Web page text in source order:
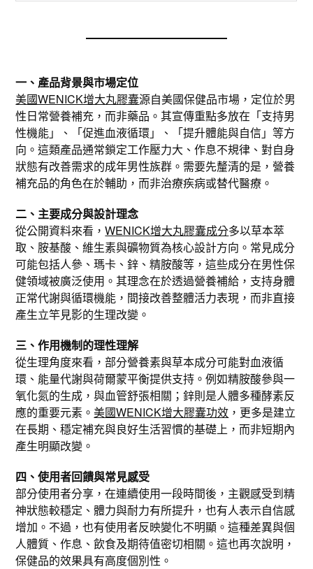
一、產品背景與市場定位
美國WENICK增大丸膠囊源自美國保健品市場，定位於男
性日常營養補充，而非藥品。其宣傳重點多放在「支持男
性機能」、「促進血液循環」、「提升體能與自信」等方
向。這類產品通常鎖定工作壓力大、作息不規律、對自身
狀態有改善需求的成年男性族群。需要先釐清的是，營養
補充品的角色在於輔助，而非治療疾病或替代醫療。
二、主要成分與設計理念
從公開資料來看，WENICK增大丸膠囊成分多以草本萃
取、胺基酸、維生素與礦物質為核心設計方向。常見成分
可能包括人參、瑪卡、鋅、精胺酸等，這些成分在男性保
健領域被廣泛使用。其理念在於透過營養補給，支持身體
正常代謝與循環機能，間接改善整體活力表現，而非直接
產生立竿見影的生理改變。
三、作用機制的理性理解
從生理角度來看，部分營養素與草本成分可能對血液循
環、能量代謝與荷爾蒙平衡提供支持。例如精胺酸參與一
氧化氮的生成，與血管舒張相關；鋅則是人體多種酵素反
應的重要元素。美國WENICK增大膠囊功效 ，更多是建立
在長期、穩定補充與良好生活習慣的基礎上，而非短期內
產生明顯改變。
四、使用者回饋與常見感受
部分使用者分享，在連續使用一段時間後，主觀感受到精
神狀態較穩定、體力與耐力有所提升，也有人表示自信感
增加。不過，也有使用者反映變化不明顯。這種差異與個
人體質、作息、飲食及期待值密切相關。這也再次說明，
保健品的效果具有高度個別性。